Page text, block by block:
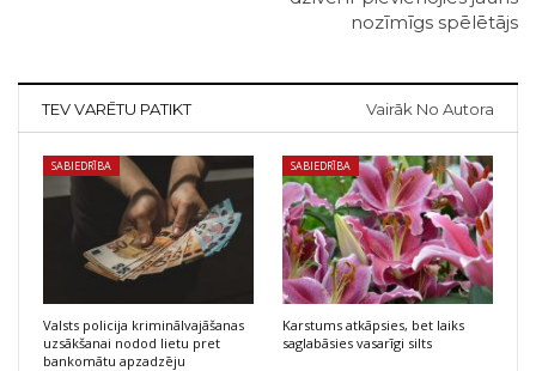
nozīmīgs spēlētājs
TEV VARĒTU PATIKT Vairāk No Autora
SABIEDRĪBA
Valsts policija kriminālvajāšanas
uzsākšanai nodod lietu pret
bankomātu apzadzēju
SABIEDRĪBA
Karstums atkāpsies, bet laiks
saglabāsies vasarīgi silts